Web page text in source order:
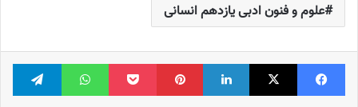
علوم و فنون ادبی یازدهم انسانی
فیس بوک X لینکدین ‫پین‌ترست پاکت واتس آپ